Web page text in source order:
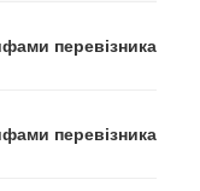
перевізника
перевізника